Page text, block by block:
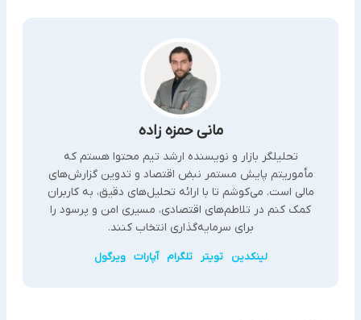
مانی حمزه زاده
تحلیلگر بازار و نویسنده ارشد تیم محتوا هستم که
مأموریتم پایش مستمر نبض اقتصاد و تدوین گزارش‌های
مالی است. می‌کوشم تا با ارائه تحلیل‌های دقیق، به کاربران
کمک کنم در تلاطم‌های اقتصادی، مسیری امن و پرسود را
برای سرمایه‌گذاری انتخاب کنند.
لینکدین تویتر تلگرام آپارات ویرگول